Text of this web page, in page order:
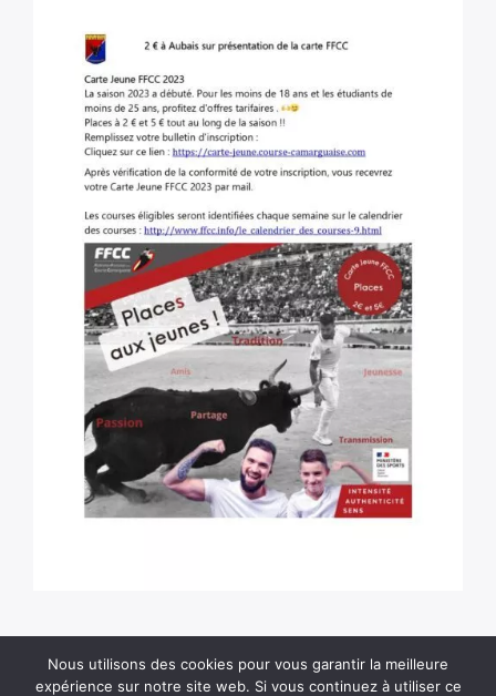
Nous utilisons des cookies pour vous garantir la meilleure
expérience sur notre site web. Si vous continuez à utiliser ce